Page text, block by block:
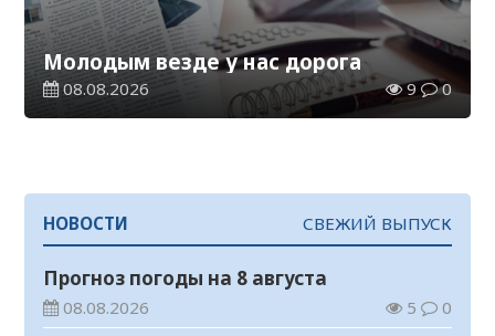
Молодым везде у нас дорога
08.08.2026 9 0
НОВОСТИ СВЕЖИЙ ВЫПУСК
Прогноз погоды на 8 августа
08.08.2026 5 0